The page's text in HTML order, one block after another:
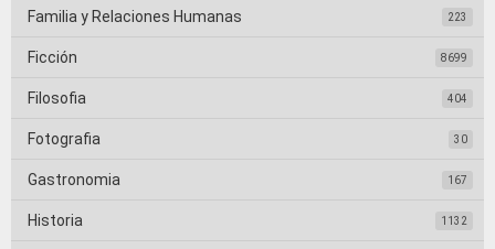
Familia y Relaciones Humanas 223
Ficción 8699
Filosofia 404
Fotografia 30
Gastronomia 167
Historia 1132